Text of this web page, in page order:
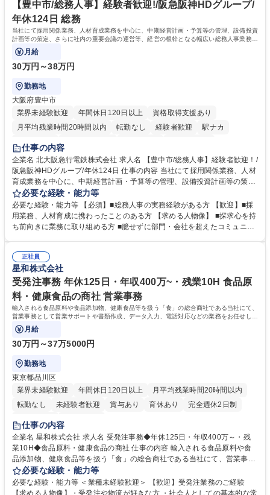
指す
専修学校 高校 語学力： 資格：
【豊中市/総務人事】経験者歓迎!/阪急阪神HDグループ/
年休124日 総務
当社にて採用関係業務、人材育成業務を中心に、中期経営計画・予算等の管理、設備投資
計画等の策定、さらに社内の重要会議の運営等、経営の根幹となる幅広い総務人事業務全
般を担当していただきます。
月給
30万円～38万円
勤務地
大阪府豊中市
業界未経験歓迎
年間休日120日以上
資格取得支援あり
月平均残業時間20時間以内
転勤なし 経験者歓迎
駅ナカ
退職金あり
土日祝休み
服装自由 昼食補助あり 食事補助あり
仕事の内容
企業名 北大阪急行電鉄株式会社 求人名 【豊中市/総務人事】経験者歓迎！/
阪急阪神HDグループ/年休124日 仕事の内容 当社にて採用関係業務、人材
育成業務を中心に、中期経営計画・予算等の管理、設備投資計画等の策
定、さらに社内の重要会議の運営等、経営の根幹となる幅広い総務人事業
務全般を担当していただきます。 【主な業務内容】 ■採用関係業務および
人材育成(社員研修)業務の推進 ■中期経営計画および予算等の管理 ■設備
投資計画等の策定 ■社内の重要会議の運営 ■その他総務人事業務全般 【入
務人事】経験者歓迎！/阪急阪神HDグループ/年休124日
必要な経験・能力等
必要な経験・能力等 【必須】■総務人事の実務経験がある方 【歓迎】■採
用業務、人材育成に携わったことのある方 【求める人物像】 ■探求心を持
ち前向きに業務に取り組める方 ■臆せずに部門・会社を超えたコミュニケ
囲のメンバーと協調しつつ主体性を持って能動的に業務を推進できる方 学
歴・資格 学歴：大学院 大学 高専 短大 専修学校 高校 語学力： 資格：
正社員
星和株式会社
受発注事務 年休125日・年収400万~・残業10H 食品原
料・健康食品の商社 営業事務
輸入される食品原料や食品添加物、健康食品等を扱う「食」の総合商社である当社にて、
営業事務として営業サポートや書類作成、データ入力、電話対応などの業務をお任せしま
す。
月給
30万円～37万5000円
勤務地
東京都品川区
業界未経験歓迎
年間休日120日以上
月平均残業時間20時間以内
転勤なし
未経験者歓迎 賞与あり 育休あり
完全週休2日制
交通費支給
仕事の内容
企業名 星和株式会社 求人名 受発注事務◆年休125日・年収400万～・残
業10H◆食品原料・健康食品の商社 仕事の内容 輸入される食品原料や食
品添加物、健康食品等を扱う「食」の総合商社である当社にて、営業事務
として営業サポートや書類作成、データ入力、電話対応などの業務をお任
せします。 ・受注／出荷指示／売上管理／仕入管理／在庫管理／お客様や
倉庫と電話確認など、販売に関わる事務、営業サポートをお願いします。
必要な経験・能力等
必要な経験・能力等 ＜業種未経験歓迎＞ 【歓迎】受発注業務のご経験
【求める人物像】・受発注や物流が好きな方 ・社会人としての基本的な常